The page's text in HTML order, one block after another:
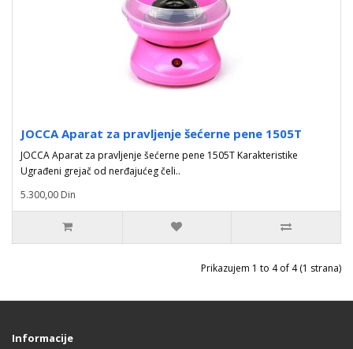
JOCCA Aparat za pravljenje šećerne pene 1505T
JOCCA Aparat za pravljenje šećerne pene 1505T Karakteristike
Ugrađeni grejač od nerđajućeg čeli..
5.300,00 Din
Prikazujem 1 to 4 of 4 (1 strana)
Informacije